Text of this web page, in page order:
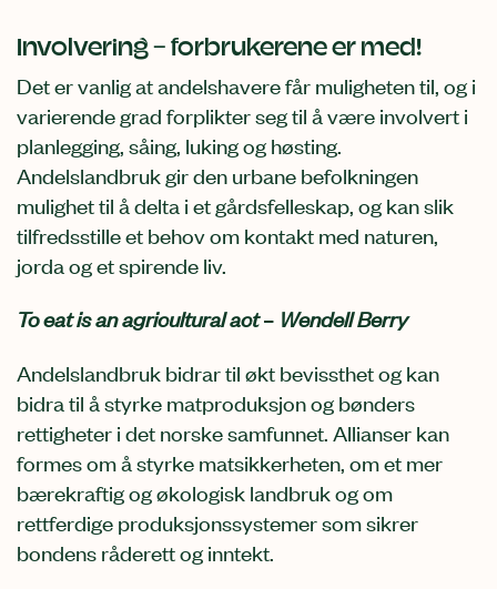
Involvering – forbrukerene er med!
Det er vanlig at andelshavere får muligheten til, og i
varierende grad forplikter seg til å være involvert i
planlegging, såing, luking og høsting.
Andelslandbruk gir den urbane befolkningen
mulighet til å delta i et gårdsfelleskap, og kan slik
tilfredsstille et behov om kontakt med naturen,
jorda og et spirende liv.
To eat is an agricultural act– Wendell Berry
Andelslandbruk bidrar til økt bevissthet og kan
bidra til å styrke matproduksjon og bønders
rettigheter i det norske samfunnet. Allianser kan
formes om å styrke matsikkerheten, om et mer
bærekraftig og økologisk landbruk og om
rettferdige produksjonssystemer som sikrer
bondens råderett og inntekt.